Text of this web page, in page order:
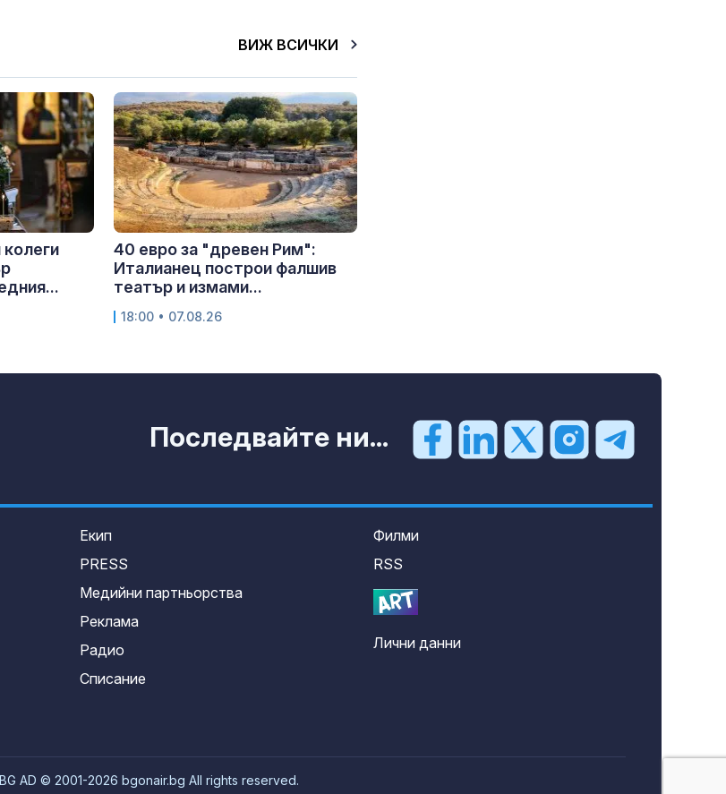
ВИЖ ВСИЧКИ
колеги
40 евро за "древен Рим":
Италианец построи фалшив
театър и измами...
18:00 • 07.08.26
Последвайте ни...
Екип
PRESS
Медийни партньорства
Реклама
Радио
Списание
Филми
RSS
Лични данни
AD © 2001-2026 bgonair.bg All rights reserved.